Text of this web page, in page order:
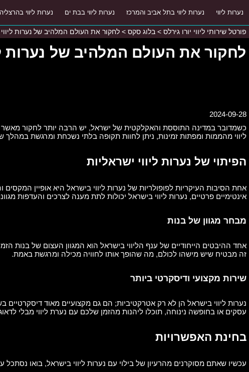
לחקור את העולם המלהיב של נערות
נערות ליווי נערות ליווי בתל אביב והמרכז נערות ליווי בבת ים נערות ליווי בהרצליה
פורטל שירותי ליווי יורו גירלס > בלוג סקס > לחקור את העולם המלהיב של נערות
2024-09-28
כשמדובר במדינה התוססת והאקלקטית של ישראל, יש הרבה יותר לחקור
ליווי מהממות ומפתות זמינות, ניתן לחוות תקופה בלתי נשכחת ומרגשת במהלך
הפיתוי של נערות ליווי ישראליות
אחת הסיבות העיקריות לפופולריות של נערות ליווי בישראל היא אופיין
אינטימיים פרטיים, נערות ליווי בישראל יכולות לתת מענה לצרכים והעדפות
מבחר מגוון של בנות
אחד ההיבטים הייחודיים של ענף הליווי בישראל הוא המגוון העצום של בנות
זה מבטיח שיש מישהו לכולם, מה שהופך אותו לחוויה מכילה ומרגשת באמת.
שירות מקצועי ודיסקרטי ביותר
נערות ליווי בישראל הן לא רק אטרקטיביות; הם גם מקצועיים מאוד
עסקים או בחופשה נינוחה, תוכלו ליהנות מהזמן שלכם עם נערת ליווי מבלי
בחינת האפשרויות
עכשיו שאתם מסוקרנים מהרעיון של בילוי עם נערות ליווי בישראל, בואו נסתכל